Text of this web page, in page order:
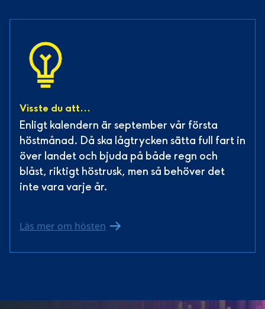
Visste du att...
Enligt kalendern är september vår första
höstmånad. Då ska lågtrycken sätta full fart in
över landet och bjuda på både regn och
blåst, riktigt höstrusk, men så behöver det
inte vara varje år.
Läs mer om hösten